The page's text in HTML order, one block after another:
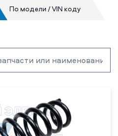
По модели / VIN коду